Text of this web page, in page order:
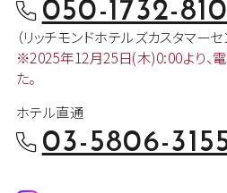
050-1732-
（リッチモンドホテルズカスタマーセ
※2025年12月25日(木)0:00より、
た。
ホテル直通
03-5806-